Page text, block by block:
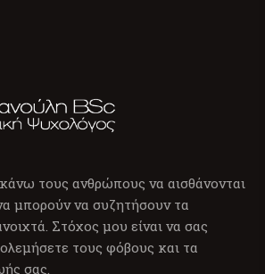
τους ανθρώπους να αισθάνονται
μπορούν να συζητήσουν τα
Στόχος μου είναι να σας
τους φόβους και τα
σας.